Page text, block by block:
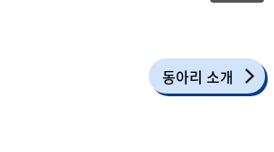
동아리 소개